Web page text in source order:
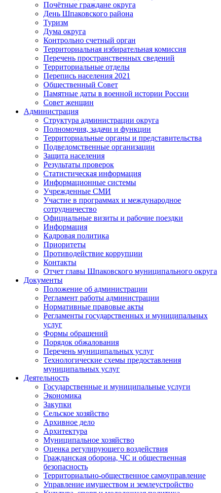
Почётные граждане округа
День Шпаковского района
Туризм
Дума округа
Контрольно счетный орган
Территориальная избирательная комиссия
Перечень пространственных сведений
Территориальные отделы
Перепись населения 2021
Общественный Совет
Памятные даты в военной истории России
Совет женщин
Администрация
Структура администрации округа
Полномочия, задачи и функции
Территориальные органы и представительства
Подведомственные организации
Защита населения
Результаты проверок
Статистическая информация
Информационные системы
Учрежденные СМИ
Участие в программах и международное
сотрудничество
Официальные визиты и рабочие поездки
Информация
Кадровая политика
Приоритеты
Противодействие коррупции
Контакты
Отчет главы Шпаковского муниципального округа
Документы
Положение об администрации
Регламент работы администрации
Нормативные правовые акты
Регламенты государственных и муниципальных
услуг
Формы обращений
Порядок обжалования
Перечень муниципальных услуг
Технологические схемы предоставления
муниципальных услуг
Деятельность
Государственные и муниципальные услуги
Экономика
Закупки
Сельское хозяйство
Архивное дело
Архитектура
Муниципальное хозяйство
Оценка регулирующего воздействия
Гражданская оборона, ЧС и общественная
безопасность
Территориально-общественное самоуправление
Управление имуществом и землеустройство